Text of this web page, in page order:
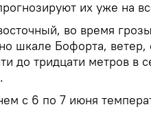
их уже на
во время
шкале Бофорта,
до тридцати метров в
с 6 по 7 июня